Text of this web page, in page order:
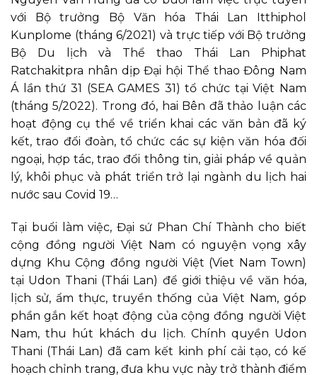
với Bộ trưởng Bộ Văn hóa Thái Lan Itthiphol
Kunplome (tháng 6/2021) và trực tiếp với Bộ trưởng
Bộ Du lịch và Thể thao Thái Lan Phiphat
Ratchakitpra nhân dịp Đại hội Thể thao Đông Nam
Á lần thứ 31 (SEA GAMES 31) tổ chức tại Việt Nam
(tháng 5/2022). Trong đó, hai Bên đã thảo luận các
hoạt động cụ thể về triển khai các văn bản đã ký
kết, trao đổi đoàn, tổ chức các sự kiện văn hóa đối
ngoại, hợp tác, trao đổi thông tin, giải pháp về quản
lý, khôi phục và phát triển trở lại ngành du lịch hai
nước sau Covid 19…
Tại buổi làm việc, Đại sứ Phan Chí Thành cho biết
cộng đồng người Việt Nam có nguyện vọng xây
dựng Khu Cộng đồng người Việt (Viet Nam Town)
tại Udon Thani (Thái Lan) để giới thiệu về văn hóa,
lịch sử, ẩm thực, truyền thống của Việt Nam, góp
phần gắn kết hoạt động của cộng đồng người Việt
Nam, thu hút khách du lịch. Chính quyền Udon
Thani (Thái Lan) đã cam kết kinh phí cải tạo, có kế
hoạch chỉnh trang, đưa khu vực này trở thành điểm